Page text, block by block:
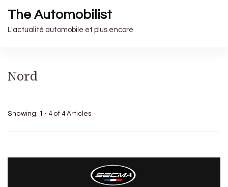
The Automobilist
L'actualité automobile et plus encore
Nord
Showing: 1 - 4 of 4 Articles